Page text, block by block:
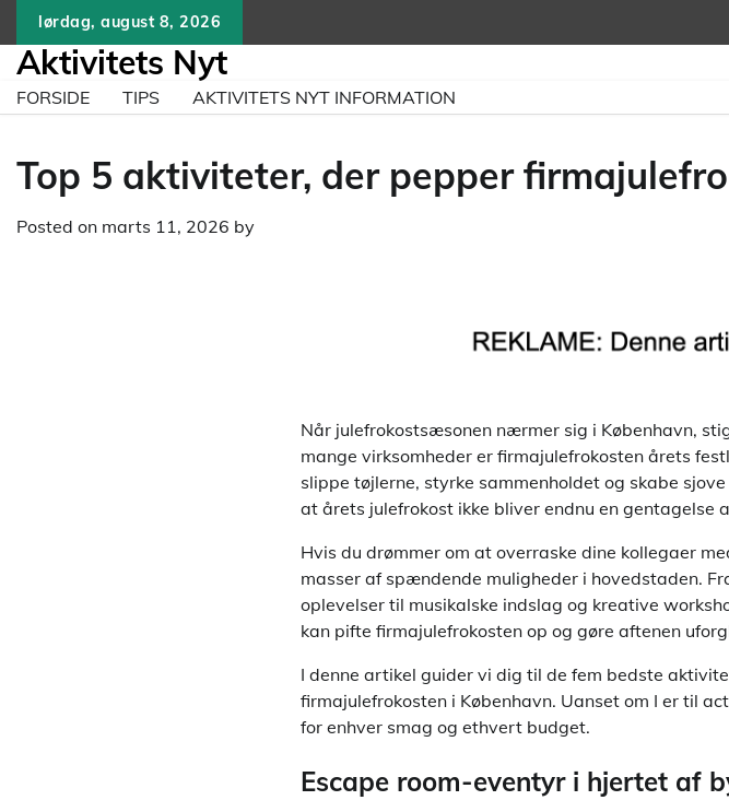
content
lørdag, august 8, 2026
Aktivitets Nyt
FORSIDE TIPS AKTIVITETS NYT INFORMATION
Top 5 aktiviteter, der pepper
Posted on marts 11, 2026 by
Når julefrokostsæsonen nærmer sig i København,
mange virksomheder er firmajulefrokosten årets
slippe tøjlerne, styrke sammenholdet og skabe
at årets julefrokost ikke bliver endnu en gentagelse
Hvis du drømmer om at overraske dine kollegaer
masser af spændende muligheder i hovedstaden.
oplevelser til musikalske indslag og kreative
kan pifte firmajulefrokosten op og gøre aftenen
I denne artikel guider vi dig til de fem bedste
firmajulefrokosten i København. Uanset om I er til
for enhver smag og ethvert budget.
Escape room-eventyr i hjertet af